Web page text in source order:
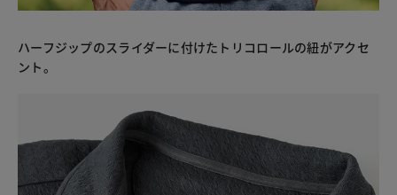
ハーフジップのスライダーに付けたトリコロールの紐がアクセ
ント。